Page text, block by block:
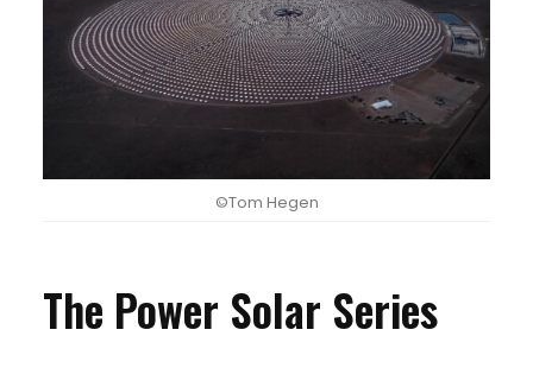
©Tom Hegen
The Power Solar Series